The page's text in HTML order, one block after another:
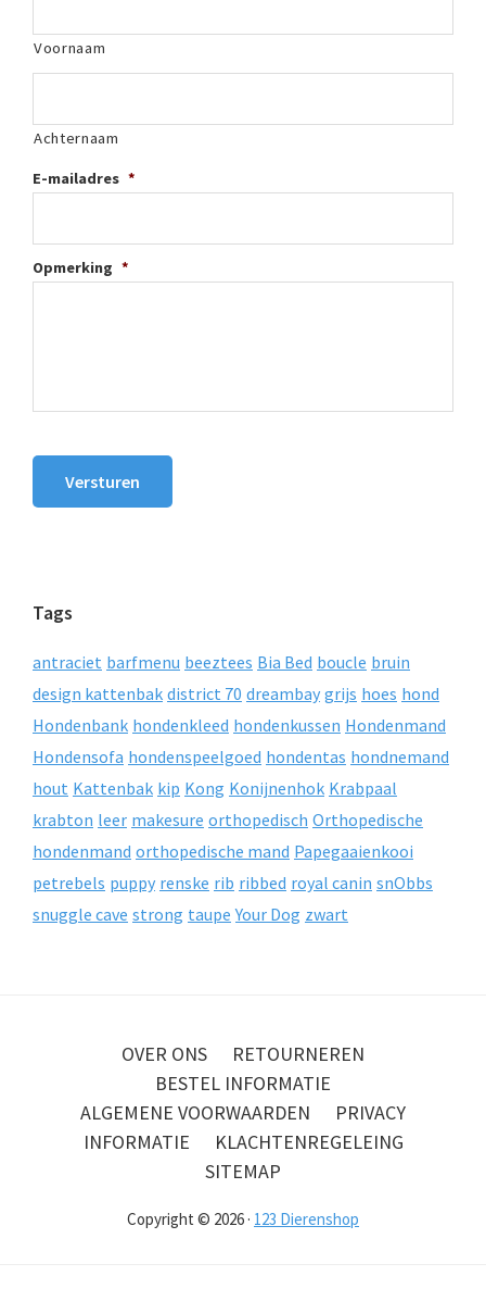
Voornaam
Achternaam
E-mailadres *
Opmerking *
Versturen
Tags
antraciet barfmenu beeztees Bia Bed boucle bruin
design kattenbak district 70 dreambay grijs hoes hond
Hondenbank hondenkleed hondenkussen Hondenmand
Hondensofa hondenspeelgoed hondentas hondnemand
hout Kattenbak kip Kong Konijnenhok Krabpaal
krabton leer makesure orthopedisch Orthopedische
hondenmand orthopedische mand Papegaaienkooi
petrebels puppy renske rib ribbed royal canin snObbs
snuggle cave strong taupe Your Dog zwart
OVER ONS
RETOURNEREN
BESTEL INFORMATIE
ALGEMENE VOORWAARDEN
PRIVACY
INFORMATIE
KLACHTENREGELEING
SITEMAP
Copyright © 2026 · 123 Dierenshop